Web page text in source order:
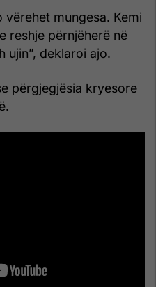
vërehet mungesa. Kemi
reshje përnjëherë në
ujin”, deklaroi ajo.
përgjegjësia kryesore